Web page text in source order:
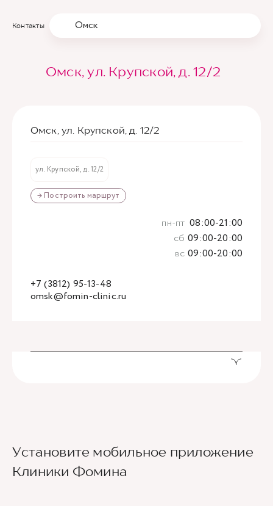
Контакты Омск
Омск, ул. Крупской, д. 12/2
Омск, ул. Крупской, д. 12/2
ул. Крупской, д. 12/2
→ Построить маршрут
omsk@fomin-clinic.ru
+7 (3812) 95-13-48
пн-пт 08:00-21:00
сб 09:00-20:00
вс 09:00-20:00
Установите мобильное приложение
Клиники Фомина